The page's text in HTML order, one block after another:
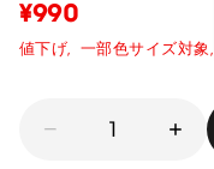
¥990
値下げ, 一部色サイズ対象,
1